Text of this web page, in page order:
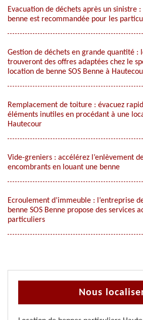
Evacuation de déchets après un sinistre
benne est recommandée pour les
Gestion de déchets en grande quantité :
trouveront des offres adaptées chez le
location de benne SOS Benne à
Remplacement de toiture : évacuez
éléments inutiles en procédant à une
Hautecour
Vide-greniers : accélérez l’enlèvement
encombrants en louant une benne
Ecroulement d’immeuble : l’entreprise
benne SOS Benne propose des services
particuliers
Nous